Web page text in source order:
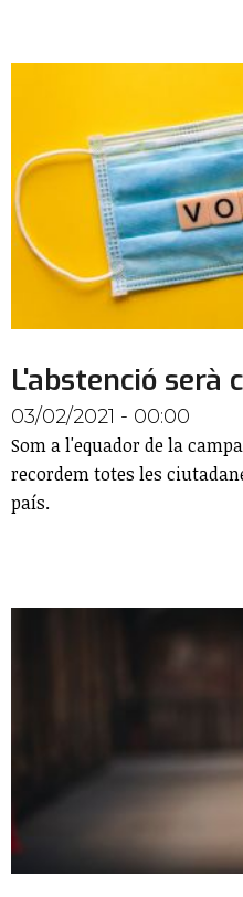
L'abstenció serà
03/02/2021 - 00:00
Som a l'equador de la
recordem totes les
país.